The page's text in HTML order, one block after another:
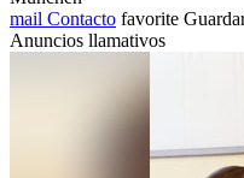
mail Contacto favorite
Anuncios llamativos